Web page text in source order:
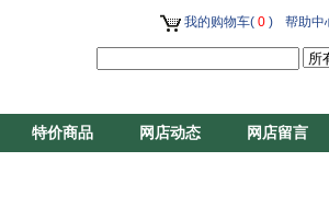
我的购物车( 0 ) 帮助中
特价商品 网店动态 网店留言